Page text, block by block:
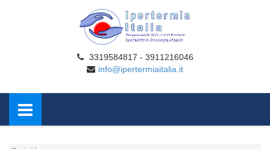
3319584817 - 3911216046
info@ipertermiaitalia.it